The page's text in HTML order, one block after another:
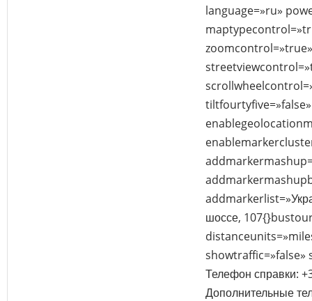
language=»ru»
tiltfourtyfive=»false»
шоссе,
showtraffic=»false»
Телефон справки:
Дополнительные